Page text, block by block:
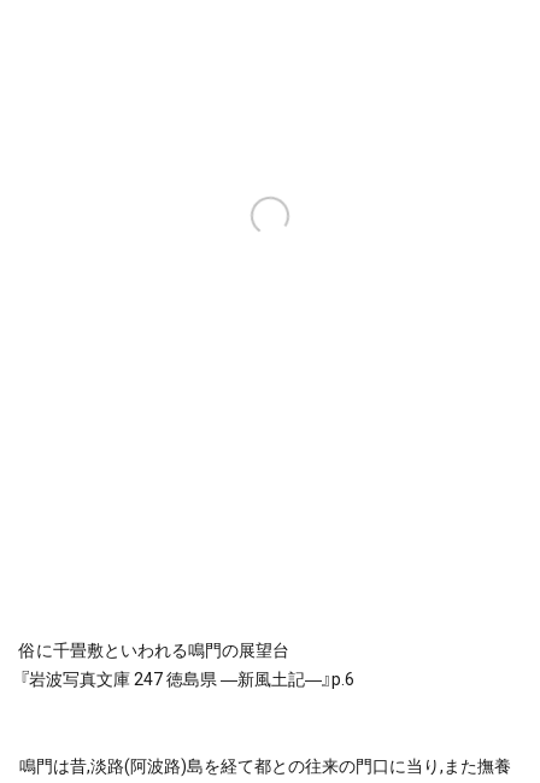
俗に千畳敷といわれる鳴門の展望台
『岩波写真文庫 247 徳島県 ―新風土記―』p.6
鳴門は昔,淡路(阿波路)島を経て都との往来の門口に当り,また撫養